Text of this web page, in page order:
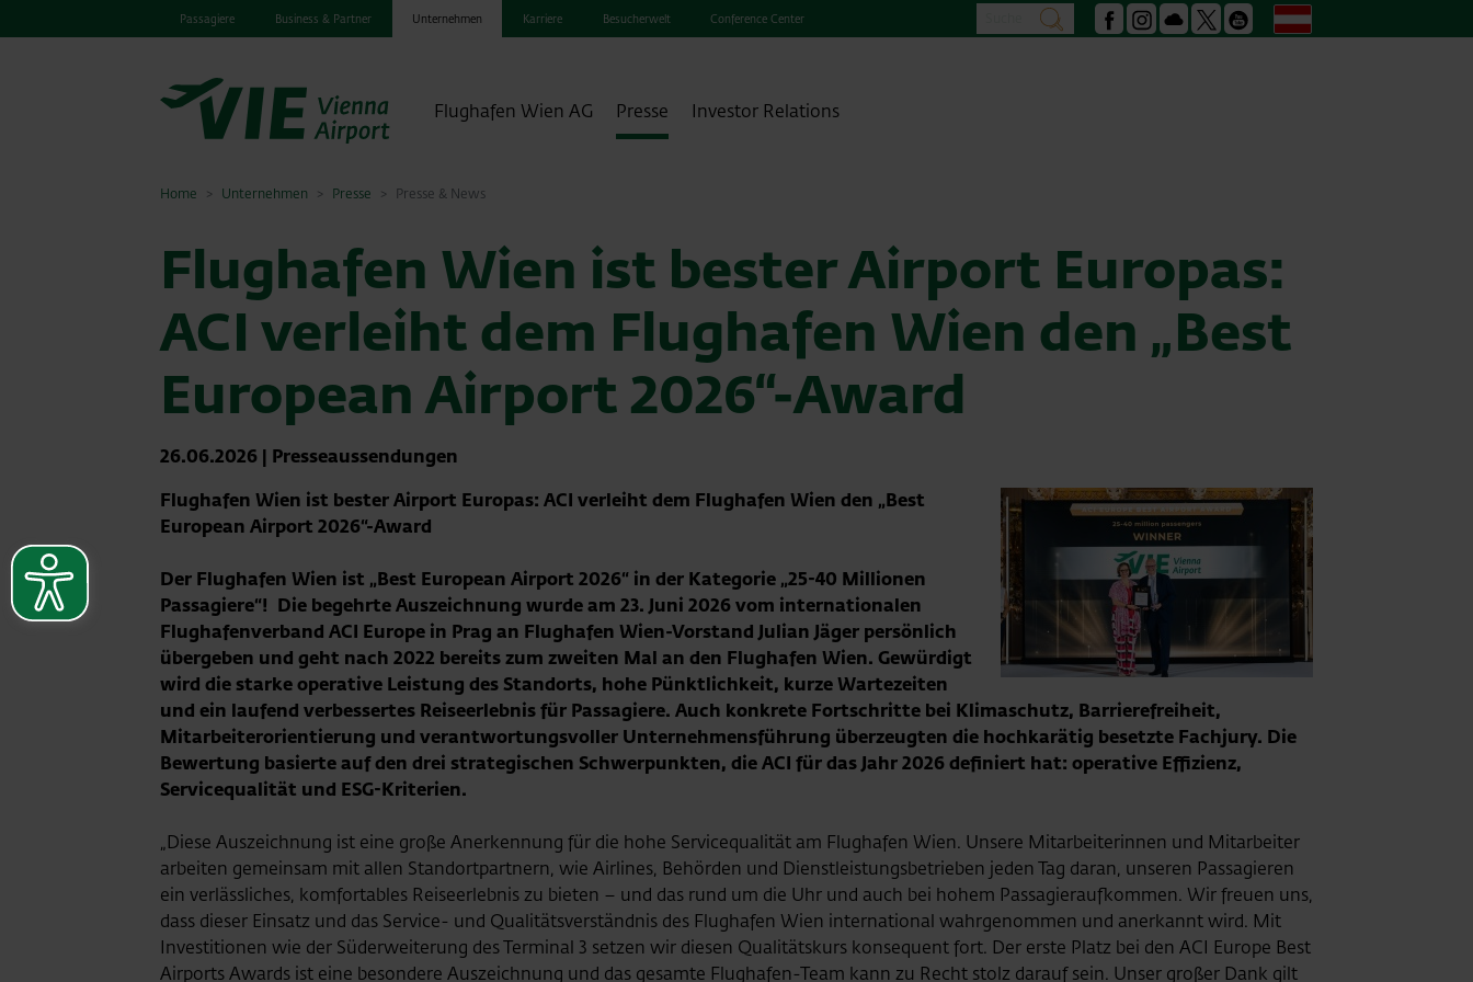
Passagiere Business & Partner Unternehmen Karriere Besucherwelt Conference Center suchen Facebook
Instagram
Podcast YoutubeDeutsch
Flughafen Wien AG Presse Investor Relations
Home Unternehmen Presse Presse & News
Flughafen Wien ist bester Airport Europas:
ACI verleiht dem Flughafen Wien den „Best
European Airport 2026“-Award
26.06.2026 | Presseaussendungen
Flughafen Wien ist bester Airport Europas: ACI verleiht dem Flughafen Wien den „Best
European Airport 2026“-Award
Der Flughafen Wien ist „Best European Airport 2026“ in der Kategorie „25-40 Millionen
Passagiere“! Die begehrte Auszeichnung wurde am 23. Juni 2026 vom internationalen
Flughafenverband ACI Europe in Prag an Flughafen Wien-Vorstand Julian Jäger persönlich
übergeben und geht nach 2022 bereits zum zweiten Mal an den Flughafen Wien. Gewürdigt
wird die starke operative Leistung des Standorts, hohe Pünktlichkeit, kurze Wartezeiten
und ein laufend verbessertes Reiseerlebnis für Passagiere. Auch konkrete Fortschritte bei Klimaschutz, Barrierefreiheit,
Mitarbeiterorientierung und verantwortungsvoller Unternehmensführung überzeugten die hochkarätig besetzte Fachjury. Die
Bewertung basierte auf den drei strategischen Schwerpunkten, die ACI für das Jahr 2026 definiert hat: operative Effizienz,
Servicequalität und ESG-Kriterien.
„Diese Auszeichnung ist eine große Anerkennung für die hohe Servicequalität am Flughafen Wien. Unsere Mitarbeiterinnen und Mitarbeiter
arbeiten gemeinsam mit allen Standortpartnern, wie Airlines, Behörden und Dienstleistungsbetrieben jeden Tag daran, unseren Passagieren
ein verlässliches, komfortables Reiseerlebnis zu bieten – und das rund um die Uhr und auch bei hohem Passagieraufkommen. Wir freuen uns,
dass dieser Einsatz und das Service- und Qualitätsverständnis des Flughafen Wien international wahrgenommen und anerkannt wird. Mit
Investitionen wie der Süderweiterung des Terminal 3 setzen wir diesen Qualitätskurs konsequent fort. Der erste Platz bei den ACI Europe Best
Airports Awards ist eine besondere Auszeichnung und das gesamte Flughafen-Team kann zu Recht stolz darauf sein. Unser großer Dank gilt